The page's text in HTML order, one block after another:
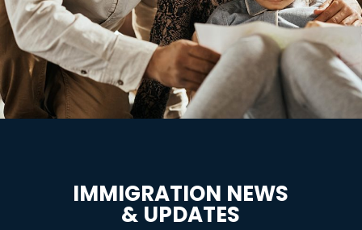
IMMIGRATION NEWS
& UPDATES